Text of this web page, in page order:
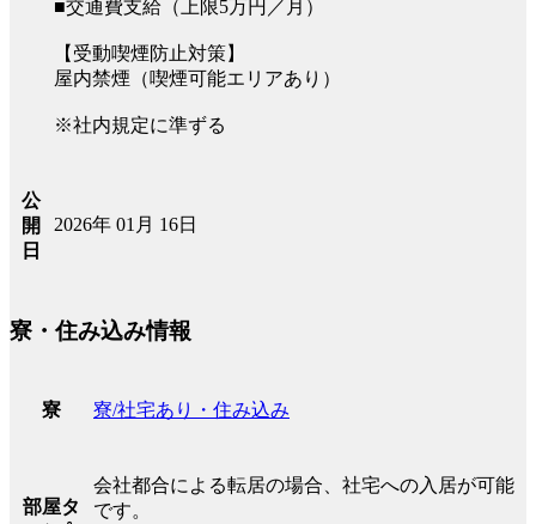
■交通費支給（上限5万円／月）
【受動喫煙防止対策】
屋内禁煙（喫煙可能エリアあり）
※社内規定に準ずる
公
開
日
2026年 01月 16日
寮・住み込み情報
寮 寮/社宅あり・住み込み
部屋タ
会社都合による転居の場合、社宅への入居が可能
です。